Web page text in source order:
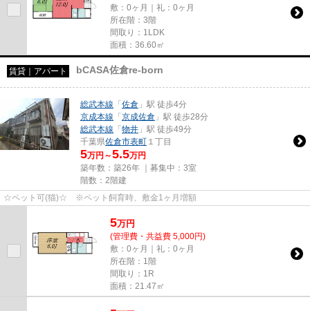
敷：0ヶ月｜礼：0ヶ月
所在階：3階
間取り：1LDK
面積：36.60㎡
賃貸｜アパート bCASA佐倉re-born
総武本線 「 佐倉 」駅 徒歩4分
京成本線 「 京成佐倉 」駅 徒歩28分
総武本線 「 物井 」駅 徒歩49分
千葉県佐倉市表町 １丁目
5万円～5.5万円
築年数：築26年 ｜募集中： 3室
階数：2階建
☆ペット可(猫)☆ ※ペット飼育時、敷金1ヶ月増額
5万円
(管理費・共益費 5,000円)
敷：0ヶ月｜礼：0ヶ月
所在階：1階
間取り：1R
面積：21.47㎡